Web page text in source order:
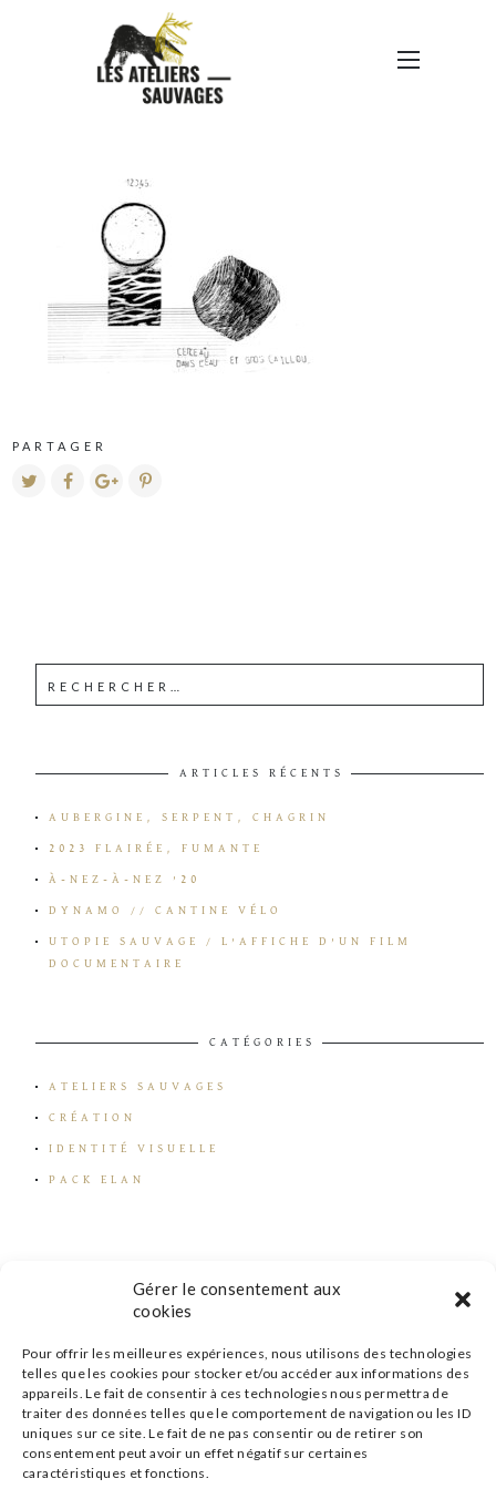
Gérer le consentement aux
cookies
Pour offrir les meilleures expériences, nous utilisons des technologies
telles que les cookies pour stocker et/ou accéder aux informations des
appareils. Le fait de consentir à ces technologies nous permettra de
traiter des données telles que le comportement de navigation ou les ID
uniques sur ce site. Le fait de ne pas consentir ou de retirer son
consentement peut avoir un effet négatif sur certaines
caractéristiques et fonctions.
ILLUSTRATION 10 ANS
LA MAISON 2
PARTAGER
ARTICLES RÉCENTS
AUBERGINE, SERPENT, CHAGRIN
2023 FLAIRÉE, FUMANTE
À-NEZ-À-NEZ ’20
DYNAMO // CANTINE VÉLO
UTOPIE SAUVAGE / L’AFFICHE D’UN FILM
DOCUMENTAIRE
CATÉGORIES
ATELIERS SAUVAGES
CRÉATION
IDENTITÉ VISUELLE
PACK ELAN